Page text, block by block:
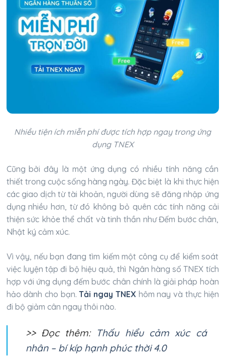
Nhiều tiện ích miễn phí được tích hợp ngay trong ứng
dụng TNEX
Cũng bởi đây là một ứng dụng có nhiều tính năng cần
thiết trong cuộc sống hàng ngày. Đặc biệt là khi thực hiện
các giao dịch từ tài khoản, người dùng sẽ đăng nhập ứng
dụng nhiều hơn, từ đó không bỏ quên các tính năng cải
thiện sức khỏe thể chất và tinh thần như Đếm bước chân,
Nhật ký cảm xúc.
Vì vậy, nếu bạn đang tìm kiếm một công cụ để kiểm soát
việc luyện tập đi bộ hiệu quả, thì Ngân hàng số TNEX tích
hợp với ứng dụng đếm bước chân chính là giải pháp hoàn
hảo dành cho bạn.Tải ngay TNEX hôm nay và thực hiện
đi bộ giảm cân ngay thôi nào.
>> Đọc thêm: Thấu hiểu cảm xúc cá
nhân – bí kíp hạnh phúc thời 4.0